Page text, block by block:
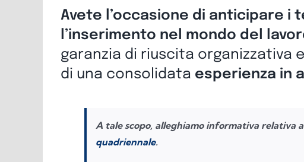
Avete l’occasione di anticipare i
l’inserimento nel mondo del
garanzia di riuscita organizzativa
di una consolidata esperienza in
A tale scopo, alleghiamo informativa relativa
quadriennale.